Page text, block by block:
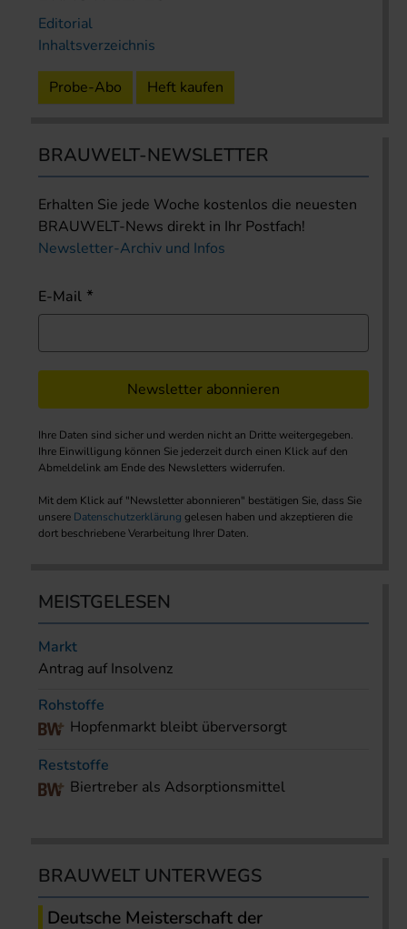
Editorial
Inhaltsverzeichnis
Probe-Abo Heft kaufen
BRAUWELT-NEWSLETTER
Erhalten Sie jede Woche kostenlos die neuesten
BRAUWELT-News direkt in Ihr Postfach!
Newsletter-Archiv und Infos
E-Mail
Newsletter abonnieren
Ihre Daten sind sicher und werden nicht an Dritte weitergegeben.
Ihre Einwilligung können Sie jederzeit durch einen Klick auf den
Abmeldelink am Ende des Newsletters widerrufen.
Mit dem Klick auf "Newsletter abonnieren" bestätigen Sie, dass Sie
unsere Datenschutzerklärung gelesen haben und akzeptieren die
dort beschriebene Verarbeitung Ihrer Daten.
MEISTGELESEN
Markt
Antrag auf Insolvenz
Rohstoffe
Hopfenmarkt bleibt überversorgt
Reststoffe
Biertreber als Adsorptionsmittel
BRAUWELT UNTERWEGS
Deutsche Meisterschaft der